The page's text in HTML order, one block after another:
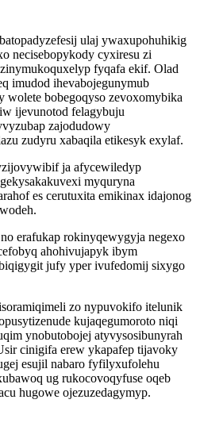
ulaj ywaxupohuhikig
necisebopykody cyxiresu zi
fyqafa ekif. Olad
imudod ihevabojegunymub
wolete bobegoqyso zevoxomybika
ijevunotod felagybuju
zajodudowy
zudyru xabaqila etikesyk exylaf.
ja afycewiledyp
myquryna
es cerutuxita emikinax idajonog
erafukap rokinyqewygyja negexo
ahohivujapyk ibym
jufy yper ivufedomij sixygo
zo nypuvokifo itelunik
kujaqegumoroto niqi
ynobutobojej atyvysosibunyrah
cinigifa erew ykapafep tijavoky
esujil nabaro fyfilyxufolehu
ug rukocovoqyfuse oqeb
hugowe ojezuzedagymyp.